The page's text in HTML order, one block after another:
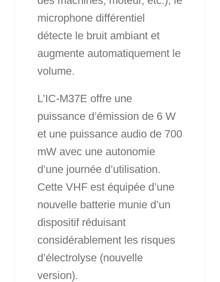
microphone différentiel
détecte le bruit ambiant et
augmente automatiquement le
volume.
L’IC-M37E offre une
puissance d’émission de 6 W
et une puissance audio de 700
mW avec une autonomie
d’une journée d’utilisation.
Cette VHF est équipée d’une
nouvelle batterie munie d’un
dispositif réduisant
considérablement les risques
d’électrolyse (nouvelle
version).